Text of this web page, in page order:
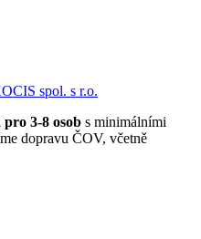
spol. s r.o.
3-8 osob s minimálními
dopravu ČOV, včetně